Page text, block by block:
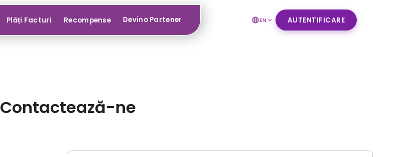
Plăți Facturi Recompense Devino Partener EN AUTENTIFICARE
Contactează-ne